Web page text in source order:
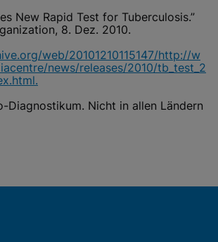
New Rapid Test for Tuberculosis.”
8. Dez. 2010.
web/20101210115147/http://w
news/releases/2010/tb_test_2
Diagnostikum. Nicht in allen Ländern